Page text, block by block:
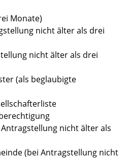
Monate)
nicht älter als drei
nicht älter als drei
(als beglaubigte
nicht älter als
(bei Antragstellung nicht